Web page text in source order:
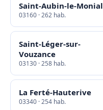
Saint-Aubin-le-Monial
03160 · 262 hab.
Saint-Léger-sur-
Vouzance
03130 · 258 hab.
La Ferté-Hauterive
03340 · 254 hab.